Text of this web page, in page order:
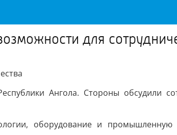
для
Ангола. Стороны обсудили
оборудование и